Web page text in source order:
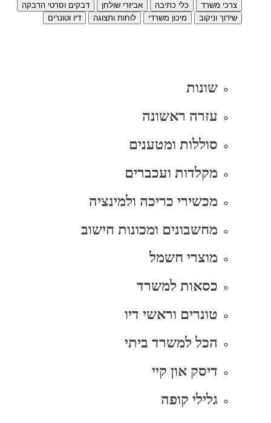
צרכי משרד
כלי כתיבה אביזרי שולחן
דבקים וסרטי הדבקה
שידוך וניקוב
מיכון משרדי לוחות ותצוגה דיו וטונרים
שונות
עזרה ראשונה
סוללות ומטענים
מקלדות ועכברים
מכשירי כריכה ולמינציה
מחשבונים ומכונות חישוב
מוצרי חשמל
כסאות למשרד
טונרים וראשי דיו
הכל למשרד ביתי
דיסק און קיי
גלילי קופה